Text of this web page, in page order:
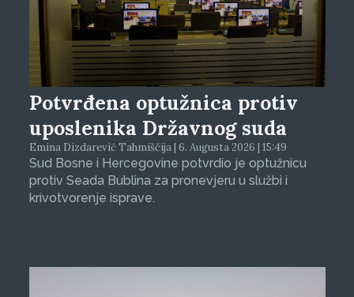
Potvrđena optužnica protiv
uposlenika Državnog suda
Emina Dizdarević Tahmiščija | 6. Augusta 2026 | 15:49
Sud Bosne i Hercegovine potvrdio je optužnicu
protiv Seada Bublina za pronevjeru u službi i
krivotvorenje isprave.